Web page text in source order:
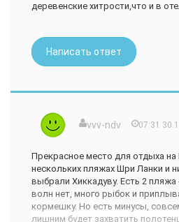
деревенские хитрости,что и в
Написать ответ
vvv-ndv 07:31
Прекрасное место для отдыха
нескольких пляжах Шри Ланки и
выбрали Хиккадуву. Есть 2
волн нет, много рыбок и
кормешку. Но есть минусы,
лишним будет захватить